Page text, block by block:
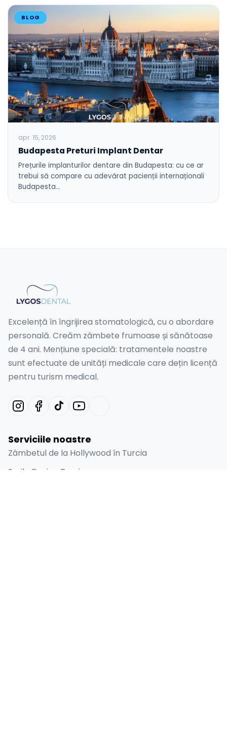
BLOG
apr. 15, 2026
Budapesta Preturi Implant Dentar
Prețurile implanturilor dentare din Budapesta: cu ce ar
trebui să compare cu adevărat pacienții internaționali
Budapesta…
Excelență în îngrijirea stomatologică, cu o abordare
personală. Creăm zâmbete frumoase și sănătoase
de 4 ani. Mențiune specială: tratamentele noastre
sunt efectuate de unități medicale care dețin licență
pentru turism medical.
Serviciile noastre
Zâmbetul de la Hollywood în Turcia
Smile Design Turcia